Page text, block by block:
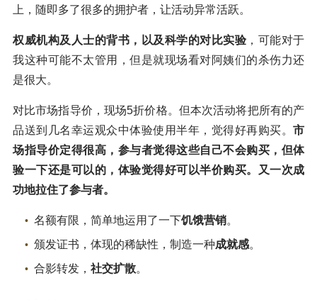
上，随即多了很多的拥护者，让活动异常活跃。
权威机构及人士的背书，以及科学的对比实验 ，可能对于
我这种可能不太管用，但是就现场看对阿姨们的杀伤力还
是很大。
对比市场指导价，现场5折价格。但本次活动将把所有的产
品送到几名幸运观众中体验使用半年，觉得好再购买。 市
场指导价定得很高，参与者觉得这些自己不会购买，但体
验一下还是可以的，体验觉得好可以半价购买。又一次成
功地拉住了参与者。
名额有限，简单地运用了一下饥饿营销。
颁发证书，体现的稀缺性，制造一种成就感。
合影转发， 社交扩散。